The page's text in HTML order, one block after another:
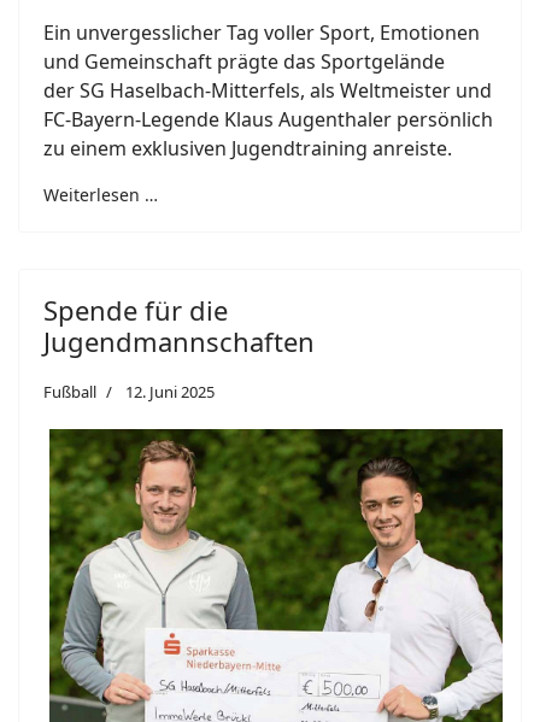
Ein unvergesslicher Tag voller Sport, Emotionen
und Gemeinschaft prägte das Sportgelände
der SG Haselbach-Mitterfels, als Weltmeister und
FC-Bayern-Legende Klaus Augenthaler persönlich
zu einem exklusiven Jugendtraining anreiste.
Weiterlesen …
Spende für die
Jugendmannschaften
Fußball 12. Juni 2025